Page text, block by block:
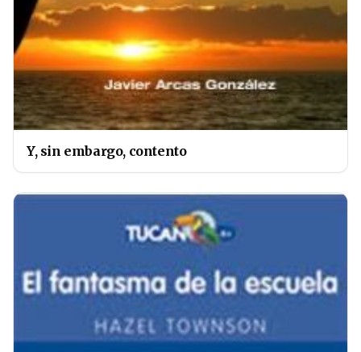
Y, sin embargo, contento